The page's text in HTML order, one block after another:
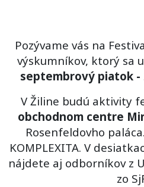
Pozývame vás na
výskumníkov, ktorý sa
septembrový piatok -
V Žiline budú aktivity
obchodnom centre
Rosenfeldovho
KOMPLEXITA. V
nájdete aj odborníkov z
zo